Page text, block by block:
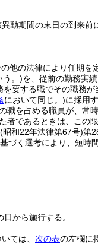
動期間の末日の到来
他の法律により任期
う。)を、従前の勤務実
要する職でその職務
において同じ。)に採用
職を占める職員が、常
者であるときは、この限
(昭和22年法律第67号)第
く選考により、短時
から施行する。
ては、 次の表の左欄に